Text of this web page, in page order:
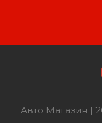
Авто Магазин |